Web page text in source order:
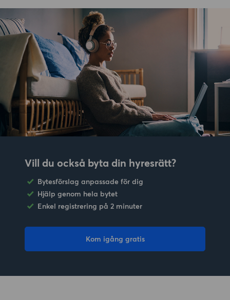
Vill du också byta din hyresrätt?
Bytesförslag anpassade för dig
Hjälp genom hela bytet
Enkel registrering på 2 minuter
Kom igång gratis